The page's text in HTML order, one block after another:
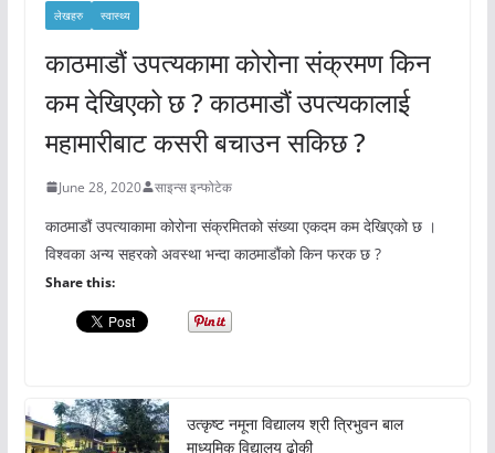
लेखहरु स्वास्थ्य
काठमाडौं उपत्यकामा कोरोना संक्रमण किन
कम देखिएको छ ? काठमाडौं उपत्यकालाई
महामारीबाट कसरी बचाउन सकिछ ?
June 28, 2020 साइन्स इन्फोटेक
काठमाडौं उपत्याकामा कोरोना संक्रमितको संख्या एकदम कम देखिएको छ ।
विश्वका अन्य सहरको अवस्था भन्दा काठमाडौंको किन फरक छ ?
Share this:
उत्कृष्ट नमूना विद्यालय श्री त्रिभुवन बाल
माध्यमिक विद्यालय ढोकी